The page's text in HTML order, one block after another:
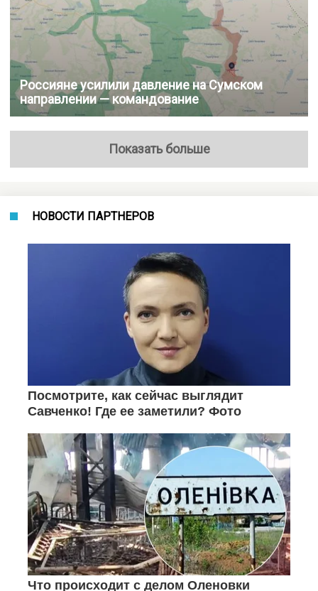
Россияне усилили давление на Сумском
направлении — командование
Показать больше
НОВОСТИ ПАРТНЕРОВ